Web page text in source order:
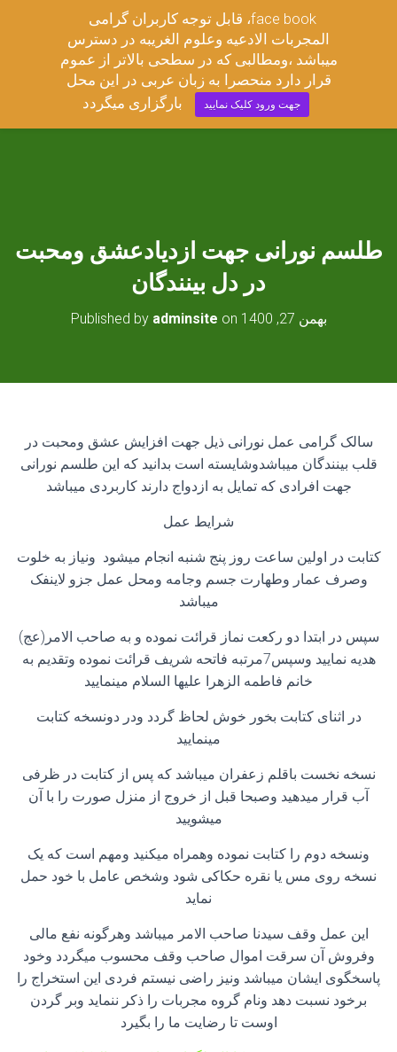
مجربات ادعیه وعلوم غریبه
E
طلسم نورانی جهت ازدیادعشق ومحبت
در دل بینندگان
Published by adminsite on بهمن 27, 1400
سالک گرامی عمل نورانی ذیل جهت افزایش عشق ومحبت در
قلب بینندگان میباشدوشایسته است بدانید که این طلسم نورانی
جهت افرادی که تمایل به ازدواج دارند کاربردی میباشد
شرایط عمل
کتابت در اولین ساعت روز پنج شنبه انجام میشود ونیاز به خلوت
وصرف عمار وطهارت جسم وجامه ومحل عمل جزو لاینفک
میباشد
سپس در ابتدا دو رکعت نماز قرائت نموده و به صاحب الامر(عج)
هدیه نمایید وسپس7مرتبه فاتحه شریف قرائت نموده وتقدیم به
خانم فاطمه الزهرا علیها السلام مینمایید
در اثنای کتابت بخور خوش لحاظ گردد ودر دونسخه کتابت
مینمایید
نسخه نخست باقلم زعفران میباشد که پس از کتابت در ظرفی
آب قرار میدهید وصبحا قبل از خروج از منزل صورت را با آن
میشویید
ونسخه دوم را کتابت نموده وهمراه میکنید ومهم است که یک
نسخه روی مس یا نقره حکاکی شود وشخص عامل با خود حمل
نماید
این عمل وقف سیدنا صاحب الامر میباشد وهرگونه نفع مالی
وفروش آن سرقت اموال صاحب وقف محسوب میگردد وخود
پاسخگوی ایشان میباشد ونیز راضی نیستم فردی این استخراج را
برخود نسبت دهد ونام گروه مجربات را ذکر ننماید وبر گردن
اوست تا رضایت ما را بگیرد
قابل توجه کاربران گرامی ،face book
المجربات الادعیه وعلوم الغریبه در دسترس
میباشد ،ومطالبی که در سطحی بالاتر از عموم
قرار دارد منحصرا به زبان عربی در این محل
بارگزاری میگردد
جهت ورود کلیک نمایید